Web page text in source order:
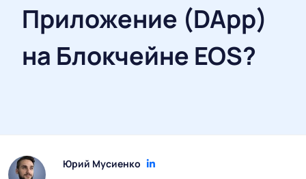
Приложение (DApp)
на Блокчейне EOS?
Юрий Мусиенко